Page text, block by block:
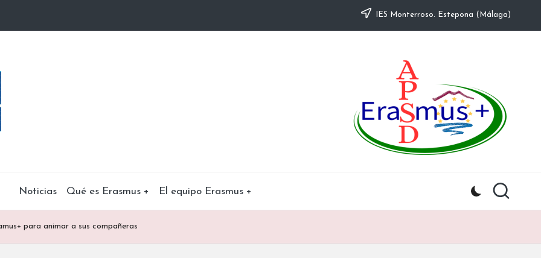
IES Monterroso. Estepona (Málaga)
Noticias Qué es Erasmus + El equipo Erasmus +
para animar a sus compañeras